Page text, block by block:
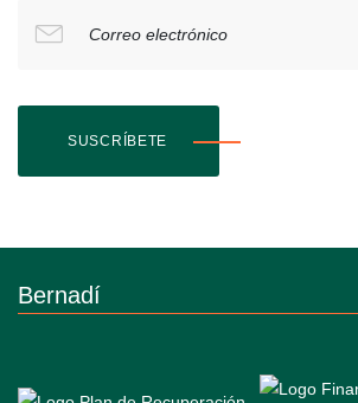
Correo electrónico
SUSCRÍBETE
Bernadí